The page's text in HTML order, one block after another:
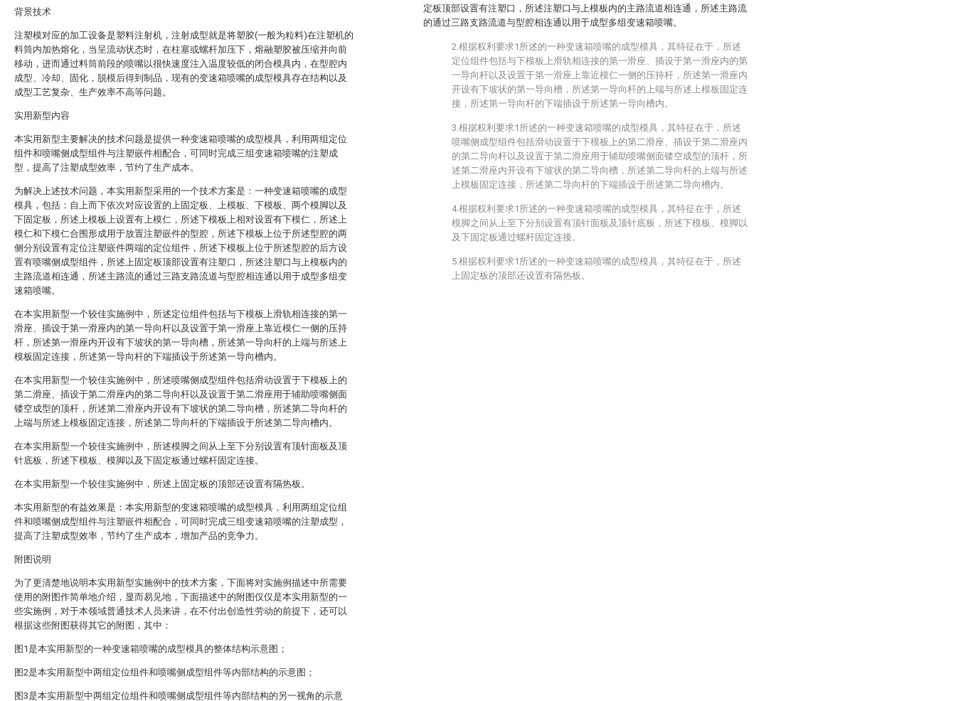
背景技术
注塑模对应的加工设备是塑料注射机，注射成型就是将塑胶(一般为粒料)在注塑机的
料筒内加热熔化，当呈流动状态时，在柱塞或螺杆加压下，熔融塑胶被压缩并向前
移动，进而通过料筒前段的喷嘴以很快速度注入温度较低的闭合模具内，在型腔内
成型、冷却、固化，脱模后得到制品，现有的变速箱喷嘴的成型模具存在结构以及
成型工艺复杂、生产效率不高等问题。
实用新型内容
本实用新型主要解决的技术问题是提供一种变速箱喷嘴的成型模具，利用两组定位
组件和喷嘴侧成型组件与注塑嵌件相配合，可同时完成三组变速箱喷嘴的注塑成
型，提高了注塑成型效率，节约了生产成本。
为解决上述技术问题，本实用新型采用的一个技术方案是：一种变速箱喷嘴的成型
模具，包括：自上而下依次对应设置的上固定板、上模板、下模板、两个模脚以及
下固定板，所述上模板上设置有上模仁，所述下模板上相对设置有下模仁，所述上
模仁和下模仁合围形成用于放置注塑嵌件的型腔，所述下模板上位于所述型腔的两
侧分别设置有定位注塑嵌件两端的定位组件，所述下模板上位于所述型腔的后方设
置有喷嘴侧成型组件，所述上固定板顶部设置有注塑口，所述注塑口与上模板内的
主路流道相连通，所述主路流的通过三路支路流道与型腔相连通以用于成型多组变
速箱喷嘴。
在本实用新型一个较佳实施例中，所述定位组件包括与下模板上滑轨相连接的第一
滑座、插设于第一滑座内的第一导向杆以及设置于第一滑座上靠近模仁一侧的压持
杆，所述第一滑座内开设有下坡状的第一导向槽，所述第一导向杆的上端与所述上
模板固定连接，所述第一导向杆的下端插设于所述第一导向槽内。
在本实用新型一个较佳实施例中，所述喷嘴侧成型组件包括滑动设置于下模板上的
第二滑座、插设于第二滑座内的第二导向杆以及设置于第二滑座用于辅助喷嘴侧面
镂空成型的顶杆，所述第二滑座内开设有下坡状的第二导向槽，所述第二导向杆的
上端与所述上模板固定连接，所述第二导向杆的下端插设于所述第二导向槽内。
在本实用新型一个较佳实施例中，所述模脚之间从上至下分别设置有顶针面板及顶
针底板，所述下模板、模脚以及下固定板通过螺杆固定连接。
在本实用新型一个较佳实施例中，所述上固定板的顶部还设置有隔热板。
本实用新型的有益效果是：本实用新型的变速箱喷嘴的成型模具，利用两组定位组
件和喷嘴侧成型组件与注塑嵌件相配合，可同时完成三组变速箱喷嘴的注塑成型，
提高了注塑成型效率，节约了生产成本，增加产品的竞争力。
附图说明
为了更清楚地说明本实用新型实施例中的技术方案，下面将对实施例描述中所需要
使用的附图作简单地介绍，显而易见地，下面描述中的附图仅仅是本实用新型的一
些实施例，对于本领域普通技术人员来讲，在不付出创造性劳动的前提下，还可以
根据这些附图获得其它的附图，其中：
图1是本实用新型的一种变速箱喷嘴的成型模具的整体结构示意图；
图2是本实用新型中两组定位组件和喷嘴侧成型组件等内部结构的示意图；
图3是本实用新型中两组定位组件和喷嘴侧成型组件等内部结构的另一视角的示意
定板顶部设置有注塑口，所述注塑口与上模板内的主路流道相连通，所述主路流
的通过三路支路流道与型腔相连通以用于成型多组变速箱喷嘴。
2.根据权利要求1所述的一种变速箱喷嘴的成型模具，其特征在于，所述
定位组件包括与下模板上滑轨相连接的第一滑座、插设于第一滑座内的第
一导向杆以及设置于第一滑座上靠近模仁一侧的压持杆，所述第一滑座内
开设有下坡状的第一导向槽，所述第一导向杆的上端与所述上模板固定连
接，所述第一导向杆的下端插设于所述第一导向槽内。
3.根据权利要求1所述的一种变速箱喷嘴的成型模具，其特征在于，所述
喷嘴侧成型组件包括滑动设置于下模板上的第二滑座、插设于第二滑座内
的第二导向杆以及设置于第二滑座用于辅助喷嘴侧面镂空成型的顶杆，所
述第二滑座内开设有下坡状的第二导向槽，所述第二导向杆的上端与所述
上模板固定连接，所述第二导向杆的下端插设于所述第二导向槽内。
4.根据权利要求1所述的一种变速箱喷嘴的成型模具，其特征在于，所述
模脚之间从上至下分别设置有顶针面板及顶针底板，所述下模板、模脚以
及下固定板通过螺杆固定连接。
5.根据权利要求1所述的一种变速箱喷嘴的成型模具，其特征在于，所述
上固定板的顶部还设置有隔热板。